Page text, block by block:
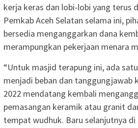
kerja keras dan lobi-lobi yang terus
Pemkab Aceh Selatan selama ini,
bersedia menganggarkan dana
merampungkan pekerjaan menara
“Untuk masjid terapung ini, ada
menjadi beban dan tanggungjawab
2022 mendatang kembali
pemasangan keramik atau granit
tempat wudhuk. Baru selanjutnya